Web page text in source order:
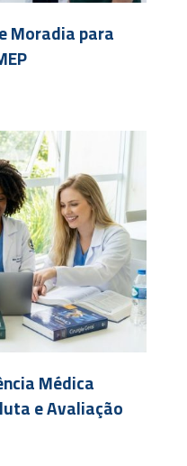
Moradia para
Médica
e Avaliação